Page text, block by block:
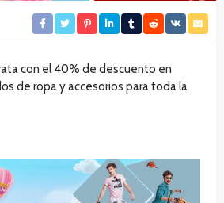
con el 40% de descuento en
de ropa y accesorios para toda la